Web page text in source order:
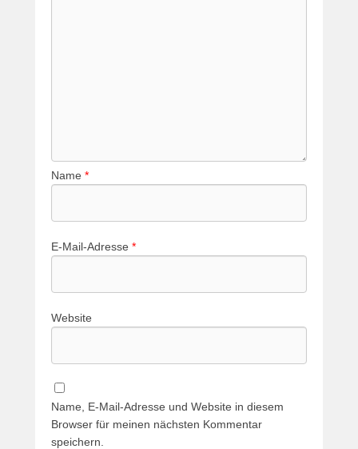
Name *
E-Mail-Adresse *
Website
Name, E-Mail-Adresse und Website in diesem
Browser für meinen nächsten Kommentar
speichern.